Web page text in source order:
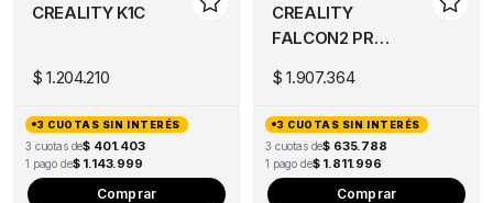
CREALITY K1C
$ 1.204.210
3 CUOTAS SIN INTERÉS
3 cuotas de$ 401.403
1 pago de$ 1.143.999
Comprar
CREALITY
FALCON2 PRO
$ 1.907.364
3 CUOTAS SIN INTERÉS
3 cuotas de$ 635.788
1 pago de$ 1.811.996
Comprar